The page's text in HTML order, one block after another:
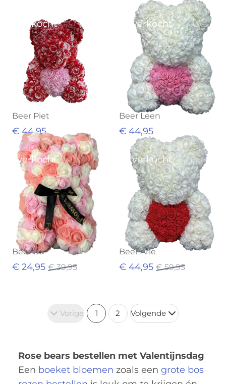
Uitverkocht
Beer Piet
€ 44,95
Uitverkocht
Beer Leen
€ 44,95
Uitverkocht
Beer Ed
€ 24,95 € 39,95
Uitverkocht
Beer Arie
€ 44,95 € 59,95
Vorige 1 2 Volgende
Rose bears bestellen met Valentijnsdag
Een boeket bloemen zoals een grote bos